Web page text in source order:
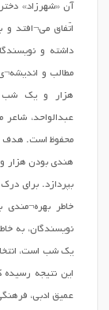
آن «شهرزاد»
اتّفاق می¬افتد
داشته و
مطالب و
هزار و یک شب
عبدالواحد،
محفوظ است. هدف
هندی بودن هزار
بپردازد. برای
خاطر
نویسندگان، به
یک شب است،
این نتیجه رسیده
عمیق ادبی،